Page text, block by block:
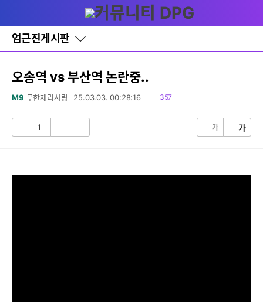
와
홈
엄근진게시판
바
로
기
레
이
어
오송역 vs 부산역 논란중..
M9 무한제리사랑 25.03.03. 00:28:16
읽
357
1 가 가